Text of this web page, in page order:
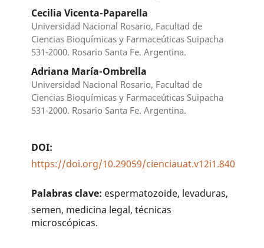
Cecilia Vicenta-Paparella
Universidad Nacional Rosario, Facultad de
Ciencias Bioquímicas y Farmaceúticas Suipacha
531-2000. Rosario Santa Fe. Argentina.
Adriana María-Ombrella
Universidad Nacional Rosario, Facultad de
Ciencias Bioquímicas y Farmaceúticas Suipacha
531-2000. Rosario Santa Fe. Argentina.
DOI:
https://doi.org/10.29059/cienciauat.v12i1.840
Palabras clave: espermatozoide, levaduras,
semen, medicina legal, técnicas
microscópicas.